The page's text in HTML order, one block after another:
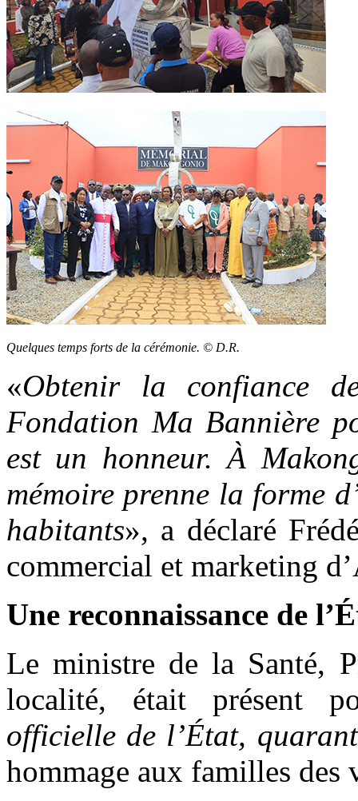
Quelques temps forts de la cérémonie. © D.R.
«Obtenir la confiance
Fondation Ma Bannière
est un honneur. À
mémoire prenne la forme
habitants», a déclaré
commercial et marketing
Une reconnaissance de
Le ministre de la Santé,
localité, était présent
officielle de l’État,
hommage aux familles des